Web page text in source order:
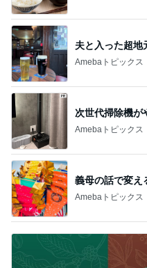
夫と入った超地
Amebaトピックス
次世代掃除機が
Amebaトピックス
義母の話で変え
Amebaトピックス